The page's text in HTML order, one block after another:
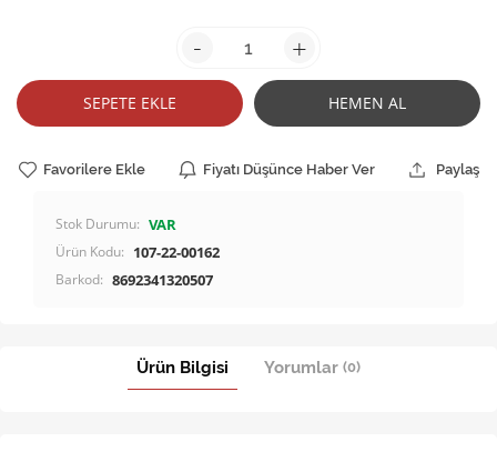
- +
SEPETE EKLE HEMEN AL
Favorilere Ekle Fiyatı Düşünce Haber Ver Paylaş
Stok Durumu: VAR
Ürün Kodu: 107-22-00162
Barkod: 8692341320507
Ürün Bilgisi Yorumlar (0)